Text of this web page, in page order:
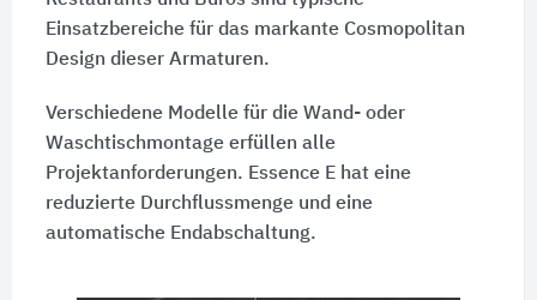
Einsatzbereiche für das markante Cosmopolitan
Design dieser Armaturen.
Verschiedene Modelle für die Wand- oder
Waschtischmontage erfüllen alle
Projektanforderungen. Essence E hat eine
reduzierte Durchflussmenge und eine
automatische Endabschaltung.